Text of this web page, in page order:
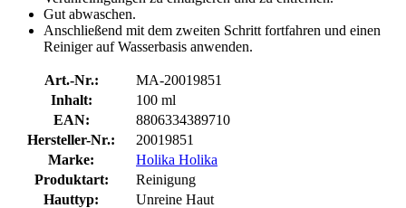
Gut abwaschen.
Anschließend mit dem zweiten Schritt fortfahren und einen
Reiniger auf Wasserbasis anwenden.
Art.-Nr.:
MA-20019851
Inhalt:
100 ml
EAN:
8806334389710
Hersteller-Nr.:
20019851
Marke:
Holika Holika
Produktart:
Reinigung
Hauttyp:
Unreine Haut